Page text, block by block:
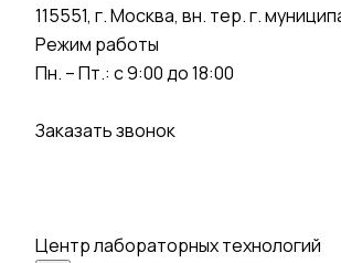
115551, г. Москва, вн. тер. г.
Режим работы
Пн. – Пт.: с 9:00 до 18:00
Заказать звонок
Центр лабораторных технологий